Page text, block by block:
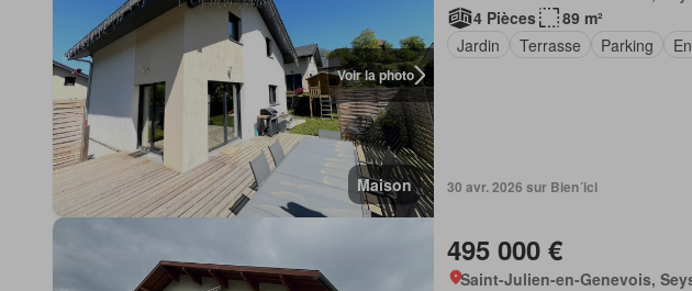
Voir la photo
Maison
4 Pièces
89 m²
Jardin
Terrasse Parking
30 avr. 2026 sur Bien´ici
495 000 €
Saint-Julien-en-Genevois,